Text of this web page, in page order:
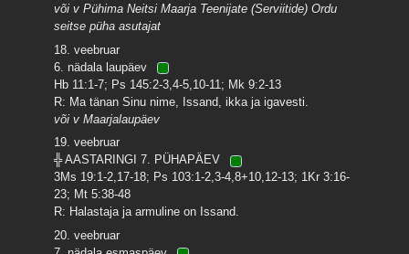
või v Pühima Neitsi Maarja Teenijate (Serviitide) Ordu
seitse püha asutajat
18. veebruar
6. nädala laupäev
Hb 11:1-7; Ps 145:2-3,4-5,10-11; Mk 9:2-13
R: Ma tänan Sinu nime, Issand, ikka ja igavesti.
või v Maarjalaupäev
19. veebruar
╬ AASTARINGI 7. PÜHAPÄEV
3Ms 19:1-2,17-18; Ps 103:1-2,3-4,8+10,12-13; 1Kr 3:16-
23; Mt 5:38-48
R: Halastaja ja armuline on Issand.
20. veebruar